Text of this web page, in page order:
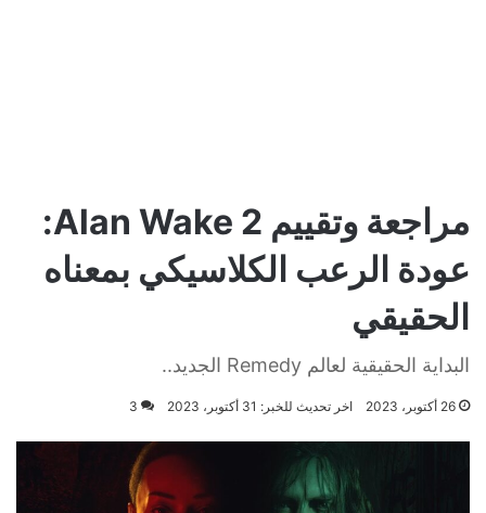
مراجعة وتقييم Alan Wake 2:
عودة الرعب الكلاسيكي بمعناه
الحقيقي
البداية الحقيقية لعالم Remedy الجديد..
26 أكتوبر، 2023 اخر تحديث للخبر: 31 أكتوبر، 2023 3